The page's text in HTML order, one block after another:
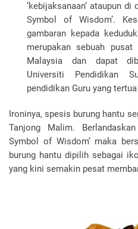
‘kebijaksanaan’ ataupun di
Symbol of Wisdom’.
gambaran kepada
merupakan sebuah pusat
Malaysia dan dapat
Universiti Pendidikan
pendidikan Guru yang
Ironinya, spesis burung hantu
Tanjong Malim.
Symbol of Wisdom’ maka
burung hantu dipilih sebagai
yang kini semakin pesat